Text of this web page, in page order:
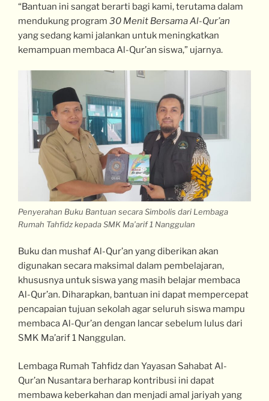
“Bantuan ini sangat berarti bagi kami, terutama dalam
mendukung program 30 Menit Bersama Al-Qur’an
yang sedang kami jalankan untuk meningkatkan
kemampuan membaca Al-Qur’an siswa,” ujarnya.
Penyerahan Buku Bantuan secara Simbolis dari Lembaga
Rumah Tahfidz kepada SMK Ma’arif 1 Nanggulan
Buku dan mushaf Al-Qur’an yang diberikan akan
digunakan secara maksimal dalam pembelajaran,
khususnya untuk siswa yang masih belajar membaca
Al-Qur’an. Diharapkan, bantuan ini dapat mempercepat
pencapaian tujuan sekolah agar seluruh siswa mampu
membaca Al-Qur’an dengan lancar sebelum lulus dari
SMK Ma’arif 1 Nanggulan.
Lembaga Rumah Tahfidz dan Yayasan Sahabat Al-
Qur’an Nusantara berharap kontribusi ini dapat
membawa keberkahan dan menjadi amal jariyah yang